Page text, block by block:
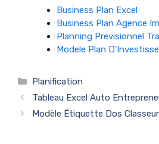
Business Plan Excel
Business Plan Agence
Planning Previsionnel
Modele Plan
Catégories
Planification
Tableau Excel Auto
Modèle Étiquette Dos